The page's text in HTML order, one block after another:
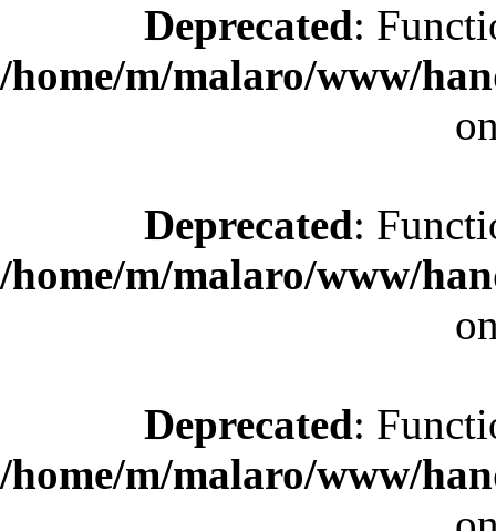
Deprecated:
/home/m/malaro/www/
Deprecated:
/home/m/malaro/www/
Deprecated:
/home/m/malaro/www/